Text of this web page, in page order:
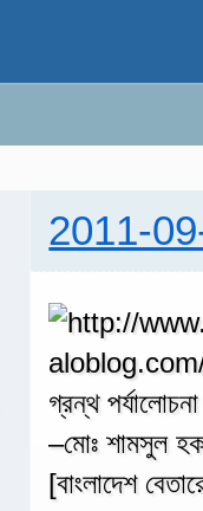
2011-
গ্রন্থ
–মোঃ শামসুল
[বাংলাদেশ